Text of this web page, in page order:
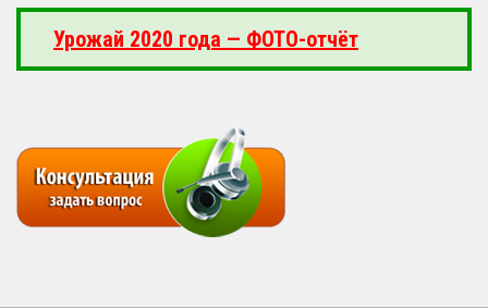
Урожай 2020 года — ФОТО-отчёт